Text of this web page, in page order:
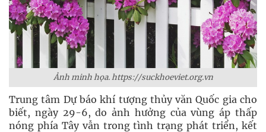
Ảnh minh họa. https://suckhoeviet.org.vn
Trung tâm Dự báo khí tượng thủy văn Quốc gia cho
biết, ngày 29-6, do ảnh hưởng của vùng áp thấp
nóng phía Tây vẫn trong tình trạng phát triển, kết